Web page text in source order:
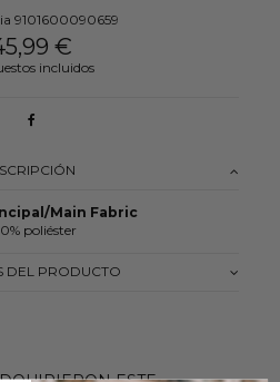
9101600090659
€
incluidos
Main Fabric
poliéster
DEL PRODUCTO